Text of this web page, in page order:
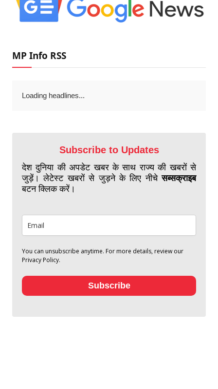
MP Info RSS
Loading headlines...
Subscribe to Updates
देश दुनिया की अपडेट खबर के साथ राज्य की खबरों से
जुड़ें। लेटेस्ट खबरों से जुड़ने के लिए नीचेसब्सक्राइब
बटन क्लिक करें।
You can unsubscribe anytime. For more details, review our
Privacy Policy.
Subscribe